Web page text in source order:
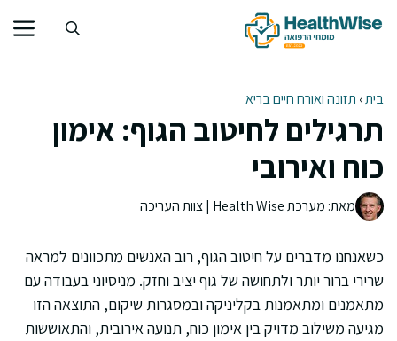
לתוכן
בית› תזונה ואורח חיים בריא
תרגילים לחיטוב הגוף: אימון
כוח ואירובי
מאת: מערכת Health Wise | צוות העריכה
כשאנחנו מדברים על חיטוב הגוף, רוב האנשים מתכוונים למראה
שרירי ברור יותר ולתחושה של גוף יציב וחזק. מניסיוני בעבודה עם
מתאמנים ומתאמנות בקליניקה ובמסגרות שיקום, התוצאה הזו
מגיעה משילוב מדויק בין אימון כוח, תנועה אירובית, והתאוששות